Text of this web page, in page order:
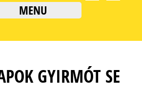
MENU
GYIRMÓT SE